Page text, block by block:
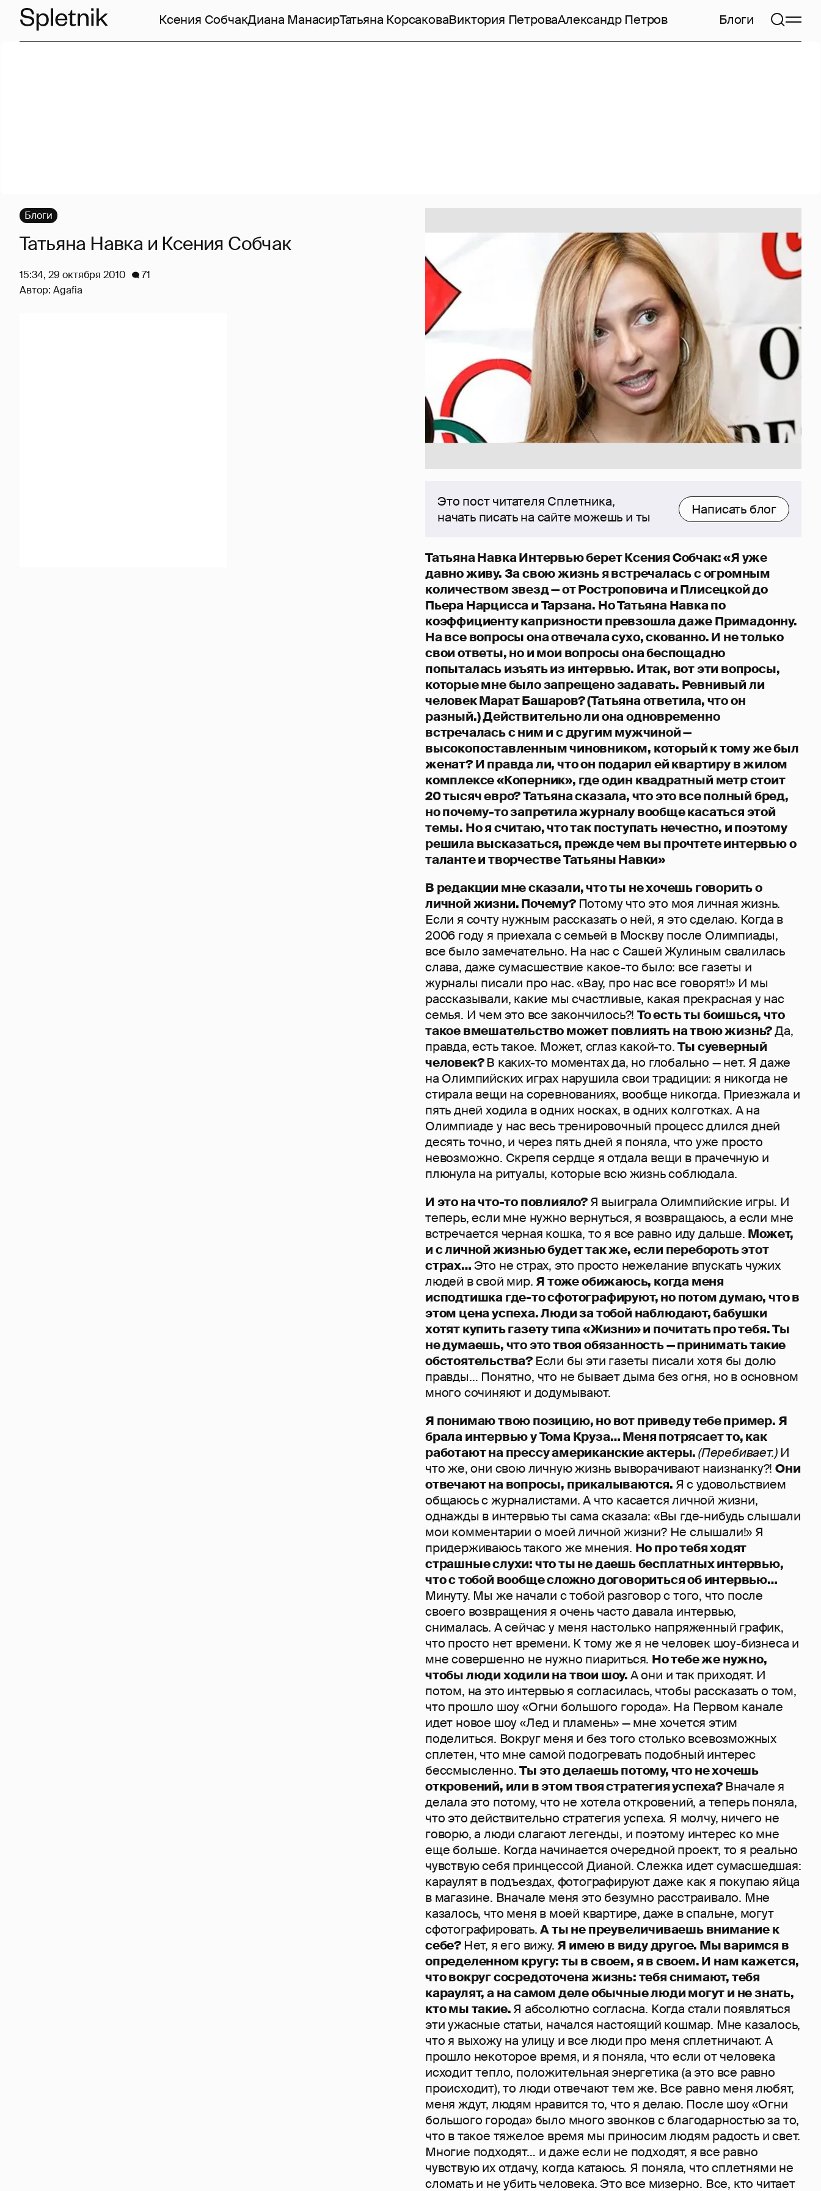
Ксения СобчакДиана МанасирТатьяна КорсаковаВиктория ПетроваАлександр Петров Блоги
Это пост читателя Сплетника,
начать писать на сайте можешь и ты
Написать блог
Татьяна Навка Интервью берет Ксения Собчак: «Я уже
давно живу. За свою жизнь я встречалась с огромным
количеством звезд — от Ростроповича и Плисецкой до
Пьера Нарцисса и Тарзана. Но Татьяна Навка по
коэффициенту капризности превзошла даже Примадонну.
На все вопросы она отвечала сухо, скованно. И не только
свои ответы, но и мои вопросы она беспощадно
попыталась изъять из интервью. Итак, вот эти вопросы,
которые мне было запрещено задавать. Ревнивый ли
человек Марат Башаров? (Татьяна ответила, что он
разный.) Действительно ли она одновременно
встречалась с ним и с другим мужчиной —
высокопоставленным чиновником, который к тому же был
женат? И правда ли, что он подарил ей квартиру в жилом
комплексе «Коперник», где один квадратный метр стоит
20 тысяч евро? Татьяна сказала, что это все полный бред,
но почему-то запретила журналу вообще касаться этой
темы. Но я считаю, что так поступать нечестно, и поэтому
решила высказаться, прежде чем вы прочтете интервью о
таланте и творчестве Татьяны Навки»
В редакции мне сказали, что ты не хочешь говорить о
личной жизни. Почему? Потому что это моя личная жизнь.
Если я сочту нужным рассказать о ней, я это сделаю. Когда в
2006 году я приехала с семьей в Москву после Олимпиады,
все было замечательно. На нас с Сашей Жулиным свалилась
слава, даже сумасшествие какое-то было: все газеты и
журналы писали про нас. «Вау, про нас все говорят!» И мы
рассказывали, какие мы счастливые, какая прекрасная у нас
семья. И чем это все закончилось?! То есть ты боишься, что
такое вмешательство может повлиять на твою жизнь?Да,
правда, есть такое. Может, сглаз какой-то.Ты суеверный
человек?В каких-то моментах да, но глобально — нет. Я даже
на Олимпийских играх нарушила свои традиции: я никогда не
стирала вещи на соревнованиях, вообще никогда. Приезжала и
пять дней ходила в одних носках, в одних колготках. А на
Олимпиаде у нас весь тренировочный процeсс длился дней
десять точно, и через пять дней я поняла, что уже просто
невозможно. Скрепя сердце я отдала вещи в прачечную и
плюнула на ритуалы, которые всю жизнь соблюдала.
И это на что-то повлияло?Я выиграла Олимпийские игры. И
теперь, если мне нужно вернуться, я возвращаюсь, а если мне
встречается черная кошка, то я все равно иду дальше. Может,
и с личной жизнью будет так же, если перебороть этот
страх…Это не страх, это просто нежелание впускать чужих
людей в свой мир. Я тоже обижаюсь, когда меня
исподтишка где-то сфотографируют, но потом думаю, что в
этом цена успеха. Люди за тобой наблюдают, бабушки
хотят купить газету типа «Жизни» и почитать про тебя. Ты
не думаешь, что это твоя обязанность — принимать такие
обстоятельства? Если бы эти газеты писали хотя бы долю
правды… Понятно, что не бывает дыма без огня, но в основном
много сочиняют и додумывают.
Я понимаю твою позицию, но вот приведу тебе пример. Я
брала интервью у Тома Круза… Меня потрясает то, как
работают на прессу американские актеры.(Перебивает.)И
что же, они свою личную жизнь выворачивают наизнанку?! Они
отвечают на вопросы, прикалываются. Я с удовольствием
общаюсь с журналистами. А что касается личной жизни,
однажды в интервью ты сама сказала: «Вы где-нибудь слышали
мои комментарии о моей личной жизни? Не слышали!» Я
придерживаюсь такого же мнения. Но про тебя ходят
страшные слухи: что ты не даешь бесплатных интервью,
что с тобой вообще сложно договориться об интервью…
Минуту. Мы же начали с тобой разговор с того, что после
своего возвращения я очень часто давала интервью,
снималась. А сейчас у меня настолько напряженный график,
что просто нет времени. К тому же я не человек шоу-бизнеса и
мне совершенно не нужно пиариться. Но тебе же нужно,
чтобы люди ходили на твои шоу.А они и так приходят. И
потом, на это интервью я согласилась, чтобы рассказать о том,
что прошло шоу «Огни большого города». На Первом канале
идет новое шоу «Лед и пламень» — мне хочется этим
поделиться. Вокруг меня и без того столько всевозможных
сплетен, что мне самой подогревать подобный интерес
бессмысленно.Ты это делаешь потому, что не хочешь
откровений, или в этом твоя стратегия успеха? Вначале я
делала это потому, что не хотела откровений, а теперь поняла,
что это действительно стратегия успеха. Я молчу, ничего не
говорю, а люди слагают легенды, и поэтому интерес ко мне
еще больше. Когда начинается очередной проект, то я реально
чувствую себя принцессой Дианой. Слежка идет сумасшедшая:
караулят в подъездах, фотографируют даже как я покупаю яйца
в магазине. Вначале меня это безумно расстраивало. Мне
казалось, что меня в моей квартире, даже в спальне, могут
сфотографировать.А ты не преувеличиваешь внимание к
себе? Нет, я его вижу. Я имею в виду другое. Мы варимся в
определенном кругу: ты в своем, я в своем. И нам кажется,
что вокруг сосредоточена жизнь: тебя снимают, тебя
караулят, а на самом деле обычные люди могут и не знать,
кто мы такие.Я абсолютно согласна. Когда стали появляться
эти ужасные статьи, начался настоящий кошмар. Мне казалось,
что я выхожу на улицу и все люди про меня сплетничают. А
прошло некоторое время, и я поняла, что если от человека
исходит тепло, положительная энергетика (а это все равно
происходит), то люди отвечают тем же. Все равно меня любят,
меня ждут, людям нравится то, что я делаю. После шоу «Огни
большого города» было много звонков с благодарностью за то,
что в такое тяжелое время мы приносим людям радость и свет.
Многие подходят… и даже если не подходят, я все равно
чувствую их отдачу, когда катаюсь. Я поняла, что сплетнями не
сломать и не убить человека. Это все мизерно. Все, кто читает
Блоги
Татьяна Навка и Ксения Собчак
15:34, 29 октября 2010
71
Автор: Agafia